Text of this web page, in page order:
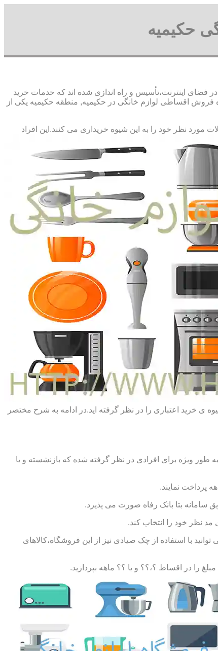
حکیمیه
فضای اینترنت،تأسیس و راه اندازی شده اند که خدمات خرید
اقساطی لوازم خانگی در حکیمیه, منطقه حکیمیه یکی از
مورد نظر خود را به این شیوه خریداری می کنند.این افراد
ی خرید اعتباری را در نظر گرفته اید.در ادامه به شرح مختصر
طور ویژه برای افرادی در نظر گرفته شده که بازنشسته و یا
سامانه بتا بانک رفاه صورت می پذیرد.
مد نظر خود را انتخاب کند.
با استفاده از چک صیادی نیز از این فروشگاه،کالاهای